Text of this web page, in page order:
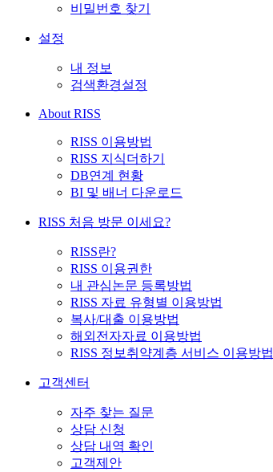
비밀번호 찾기
설정
내 정보
검색환경설정
About RISS
RISS 이용방법
RISS 지식더하기
DB연계 현황
BI 및 배너 다운로드
RISS 처음 방문 이세요?
RISS란?
RISS 이용권한
내 관심논문 등록방법
RISS 자료 유형별 이용방법
복사/대출 이용방법
해외전자자료 이용방법
RISS 정보취약계층 서비스 이용방법
고객센터
자주 찾는 질문
상담 신청
상담 내역 확인
고객제안